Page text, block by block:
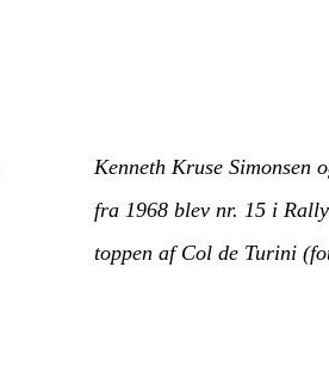
Kenneth Kruse
fra 1968 blev nr. 15 i
toppen af Col de Turini